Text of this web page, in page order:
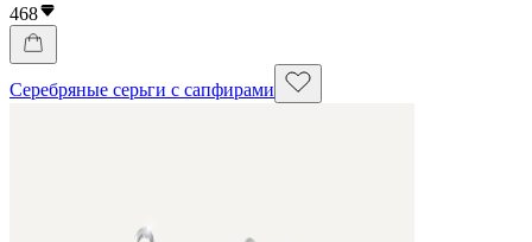
468
Серебряные серьги с сапфирами